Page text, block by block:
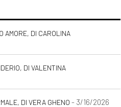
filato, di
pagina 69
Terre Unite.
AMORE, DI CAROLINA
DI VALENTINA
DI VERA GHENO - 3/16/2026